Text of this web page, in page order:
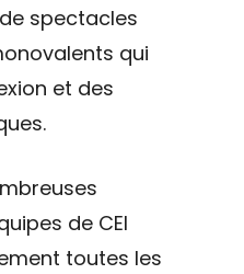
spectacles
qui
et des
de CEI
toutes les